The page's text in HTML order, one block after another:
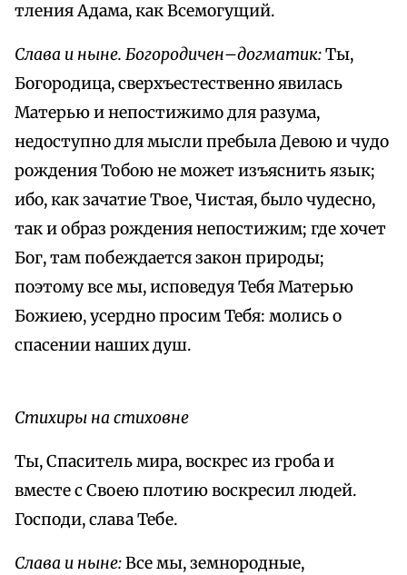
тления Адама, как Всемогущий.
Слава и ныне. Богородичен–догматик:Ты,
Богородица, сверхъестественно явилась
Матерью и непостижимо для разума,
недоступно для мысли пребыла Девою и чудо
рождения Тобою не может изъяснить язык;
ибо, как зачатие Твое, Чистая, было чудесно,
так и образ рождения непостижим; где хочет
Бог, там побеждается закон природы;
поэтому все мы, исповедуя Тебя Матерью
Божиею, усердно просим Тебя: молись о
спасении наших душ.
Стихиры на стиховне
Ты, Спаситель мира, воскрес из гроба и
вместе с Своею плотию воскресил людей.
Господи, слава Тебе.
Слава и ныне:Все мы, земнородные,